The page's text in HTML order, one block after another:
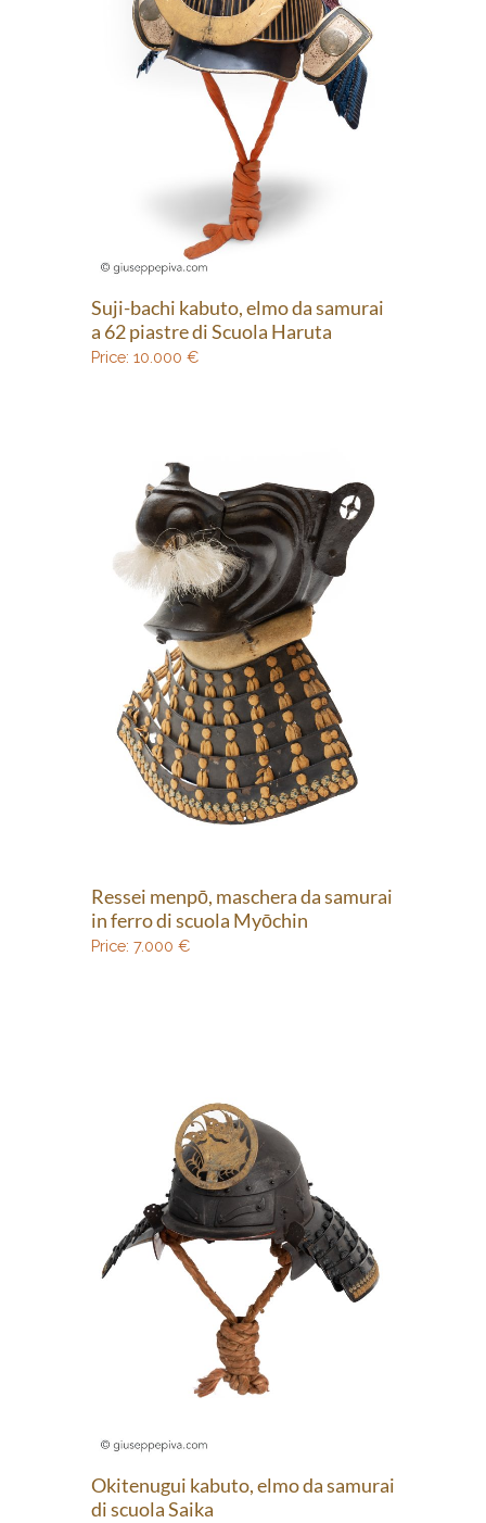
Suji-bachi kabuto, elmo da samurai
a 62 piastre di Scuola Haruta
Price: 10.000 €
Ressei menpō, maschera da samurai
in ferro di scuola Myōchin
Price: 7.000 €
Okitenugui kabuto, elmo da samurai
di scuola Saika